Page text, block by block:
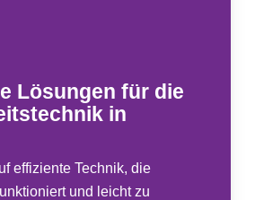
Lösungen für die
in
effiziente Technik, die
und leicht zu